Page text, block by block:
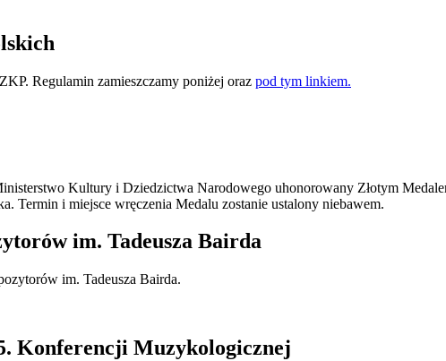
Regulamin zamieszczamy poniżej oraz pod tym linkiem.
Kultury i Dziedzictwa Narodowego uhonorowany Złotym
Termin i miejsce wręczenia Medalu zostanie ustalony niebawem.
im. Tadeusza Bairda
im. Tadeusza Bairda.
Konferencji Muzykologicznej